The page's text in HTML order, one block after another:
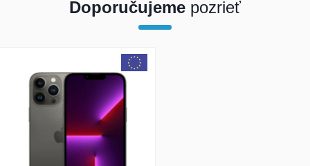
Doporučujeme pozrieť
array(1) { [0]=> int(23858) }